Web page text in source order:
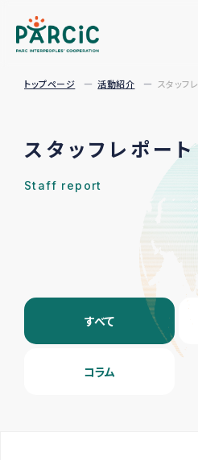
トップページ 活動紹介 スタッフ
スタッフレポート
Staff report
すべて
コラム